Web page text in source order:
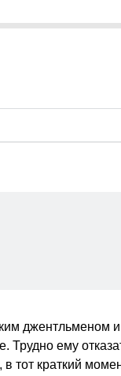
джентльменом
Трудно ему
тот краткий